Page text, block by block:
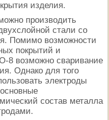
изделия.
производить
стали со
Помимо возможности
покрытий и
8 возможно сваривание
Однако для того
электроды
состав металла